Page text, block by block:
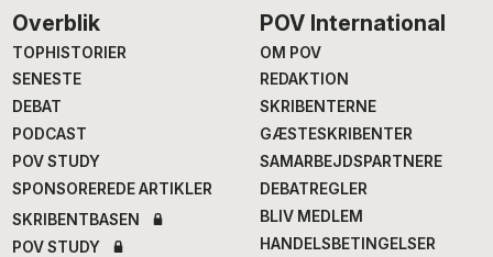
Footer
Overblik
TOPHISTORIER
SENESTE
DEBAT
PODCAST
POV STUDY
SPONSOREREDE ARTIKLER
SKRIBENTBASEN
POV STUDY
POV International
OM POV
REDAKTION
SKRIBENTERNE
GÆSTESKRIBENTER
SAMARBEJDSPARTNERE
DEBATREGLER
BLIV MEDLEM
HANDELSBETINGELSER